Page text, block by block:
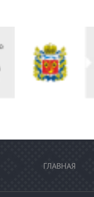
Министерство
культуры
Российской
федерации
ГЛАВНАЯ